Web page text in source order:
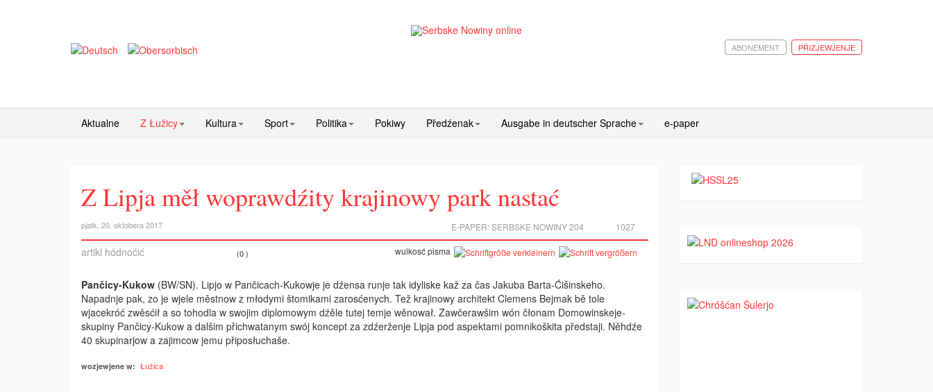
PŘIZJEWJENJE
ABONEMENT
Aktualne Z Łužicy Kultura Sport Politika Pokiwy Předźenak Ausgabe in deutscher Sprache e-paper
Z Lipja měł woprawdźity krajinowy park nastać
pjatk, 20. oktobera 2017 1027
E-PAPER:SERBSKE NOWINY 204
artikl hódnoćić (0 ) wulkosć pisma
Pančicy-Kukow (BW/SN). Lipjo w Pančicach-Kukowje je dźensa runje tak idyliske kaž za čas Jakuba Barta-Ćišinskeho.
Napadnje pak, zo je wjele městnow z młodymi štomikami zarosćenych. Tež krajinowy architekt Clemens Bejmak bě tole
wjacekróć zwěsćił a so tohodla w swojim diplomowym dźěle tutej temje wěnował. Zawčerawšim wón čłonam Domowinskeje­
skupiny Pančicy-Kukow a dalšim přichwatanym swój koncept za zdźerženje Lipja pod aspektami pomnikoškita předstaji. Něhdźe
40 skupinarjow a zajimcow jemu­ připosłuchaše.
wozjewjene w: Łužica